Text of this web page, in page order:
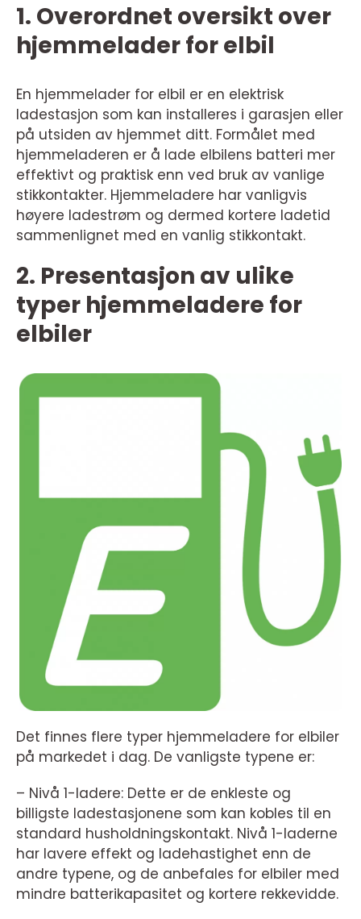
1. Overordnet oversikt over
hjemmelader for elbil
En hjemmelader for elbil er en elektrisk
ladestasjon som kan installeres i garasjen eller
på utsiden av hjemmet ditt. Formålet med
hjemmeladeren er å lade elbilens batteri mer
effektivt og praktisk enn ved bruk av vanlige
stikkontakter. Hjemmeladere har vanligvis
høyere ladestrøm og dermed kortere ladetid
sammenlignet med en vanlig stikkontakt.
2. Presentasjon av ulike
typer hjemmeladere for
elbiler
Det finnes flere typer hjemmeladere for elbiler
på markedet i dag. De vanligste typene er:
– Nivå 1-ladere: Dette er de enkleste og
billigste ladestasjonene som kan kobles til en
standard husholdningskontakt. Nivå 1-laderne
har lavere effekt og ladehastighet enn de
andre typene, og de anbefales for elbiler med
mindre batterikapasitet og kortere rekkevidde.